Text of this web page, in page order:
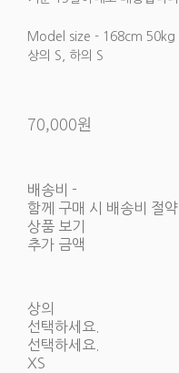
Model size - 168cm 50kg
상의 S, 하의 S
70,000원
배송비 -
함께 구매 시 배송비 절약
상품 보기
추가 금액
상의
선택하세요.
선택하세요.
XS